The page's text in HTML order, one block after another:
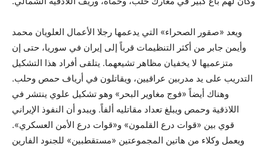
ويعد «صقور الصحراء» التي يدعمها رجلا الأعمال العلويان محمد
وأيمن جابر من أكثر التنظيمات قرباً إلى إيران في سوريا، حتى إن
متزعميها لا يخفيان مظاهر تشيعهما. يتلقى أفراد هذا التشكيل
التدريب على يد مدربين عراقيين، ويقاتلون في أرياف حمص وحلب.
وهناك أيضاً «فوج مغاوير البحر» وهو تشكيل علوي ينتشر في
اللاذقية وحمص ويبلغ تعداد مقاتليه ألفاً. ويبدو أن النفوذ الإيراني
قوي بين «قوات درع القلمون» و«قوات درع الأمن العسكري».
ويعمل وكلاء من هاتين المجموعتين «مستقطبين» للجنود الفارين